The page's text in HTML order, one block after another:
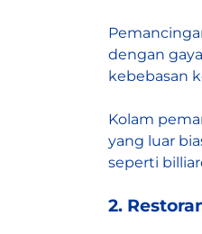
dengan
kebebasan
Kolam
yang luar
seperti
2.